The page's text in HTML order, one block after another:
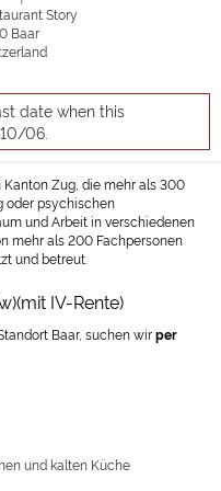
Story
Baar
date when this
06.
Zug, die mehr als 300
oder psychischen
und Arbeit in verschiedenen
mehr als 200 Fachpersonen
und betreut.
IV-Rente)
Baar, suchen wirper
und kalten Küche